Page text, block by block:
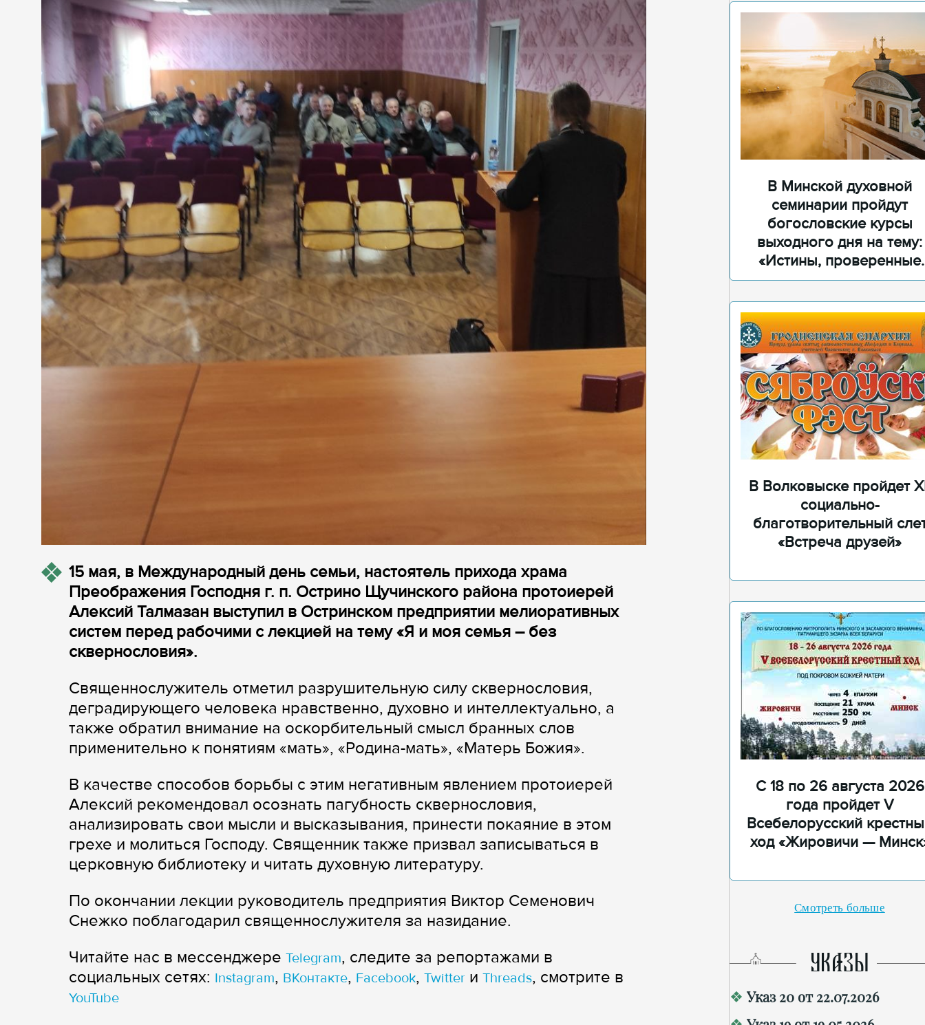
15 мая, в Международный день семьи, настоятель прихода храма
Преображения Господня г. п. Острино Щучинского района протоиерей
Алексий Талмазан выступил в Остринском предприятии мелиоративных
систем перед рабочими с лекцией на тему «Я и моя семья – без
сквернословия».
Священнослужитель отметил разрушительную силу сквернословия,
деградирующего человека нравственно, духовно и интеллектуально, а
также обратил внимание на оскорбительный смысл бранных слов
применительно к понятиям «мать», «Родина-мать», «Матерь Божия».
В качестве способов борьбы с этим негативным явлением протоиерей
Алексий рекомендовал осознать пагубность сквернословия,
анализировать свои мысли и высказывания, принести покаяние в этом
грехе и молиться Господу. Священник также призвал записываться в
церковную библиотеку и читать духовную литературу.
По окончании лекции руководитель предприятия Виктор Семенович
Снежко поблагодарил священнослужителя за назидание.
Читайте нас в мессенджере Telegram, следите за репортажами в
cоциальных сетях: Instagram, ВКонтакте, Facebook, Twitter и Threads, смотрите в
YouTube
В Минской духовной
семинарии пройдут
богословские курсы
выходного дня на тему:
«Истины, проверенные
временем»
В Волковыске пройдет
социально-
благотворительный
«Встреча друзей»
С 18 по 26 августа 2026
года пройдет V
Всебелорусский
ход «Жировичи —
Смотреть больше
УКАЗЫ
Указ 20 от 22.07.2026